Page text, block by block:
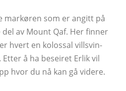
markøren som er angitt på
av Mount Qaf. Her finner
hvert en kolossal villsvin-
å ha beseiret Erlik vil
hvor du nå kan gå videre.